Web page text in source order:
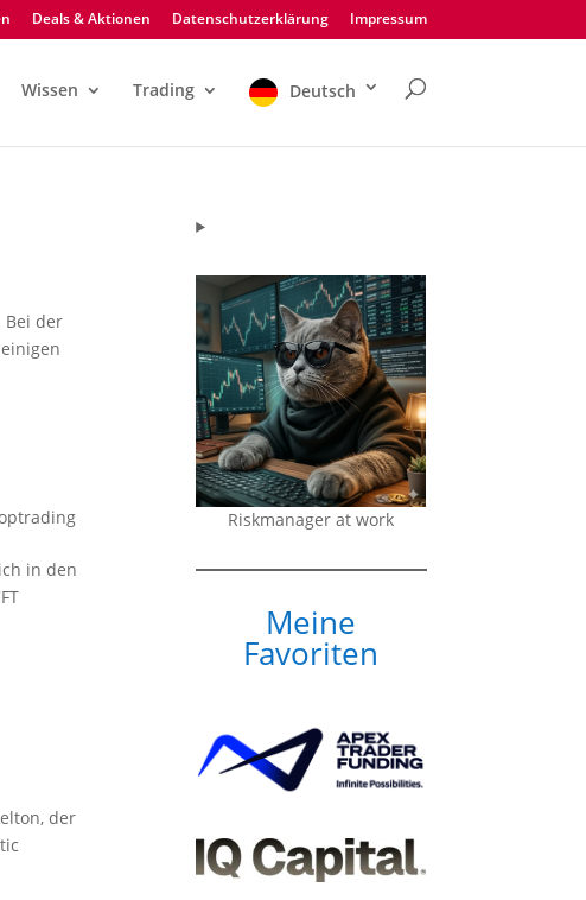
Deals & Aktionen Datenschutzerklärung Impressum
Wissen Trading Deutsch
Bei der
in den
der
Riskmanager at work
Meine
Favoriten